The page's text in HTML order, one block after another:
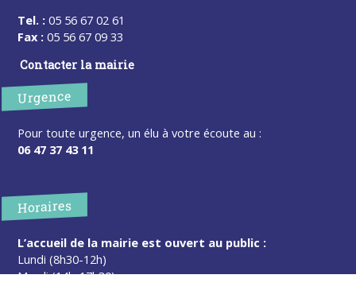
Tel. : 05 56 67 02 61
Fax : 05 56 67 09 33
Contacter la mairie
Urgence
Pour toute urgence, un élu à votre écoute au :
06 47 37 43 11
Horaires
L’accueil de la mairie est ouvert au public :
Lundi (8h30-12h)
Mardi (14h-17h30)